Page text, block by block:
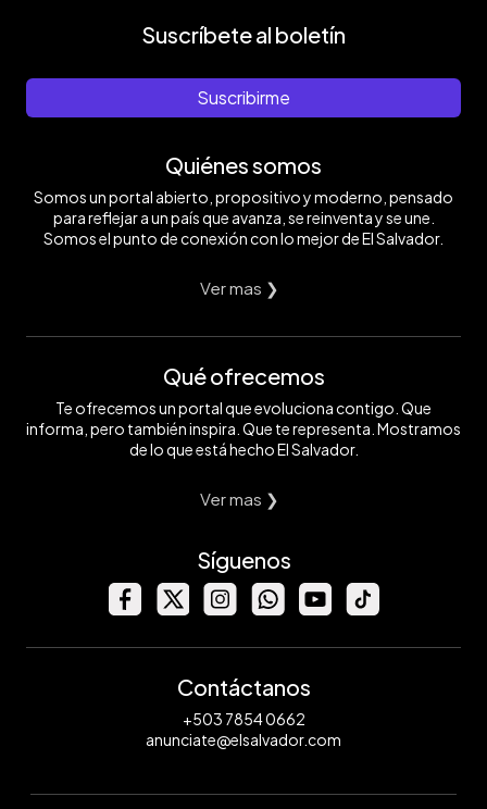
Suscríbete al boletín
Suscribirme
Quiénes somos
Somos un portal abierto, propositivo y moderno, pensado
para reflejar a un país que avanza, se reinventa y se une.
Somos el punto de conexión con lo mejor de El Salvador.
Ver mas ❯
Qué ofrecemos
Te ofrecemos un portal que evoluciona contigo. Que
informa, pero también inspira. Que te representa. Mostramos
de lo que está hecho El Salvador.
Ver mas ❯
Síguenos
Contáctanos
+503 7854 0662
anunciate@elsalvador.com